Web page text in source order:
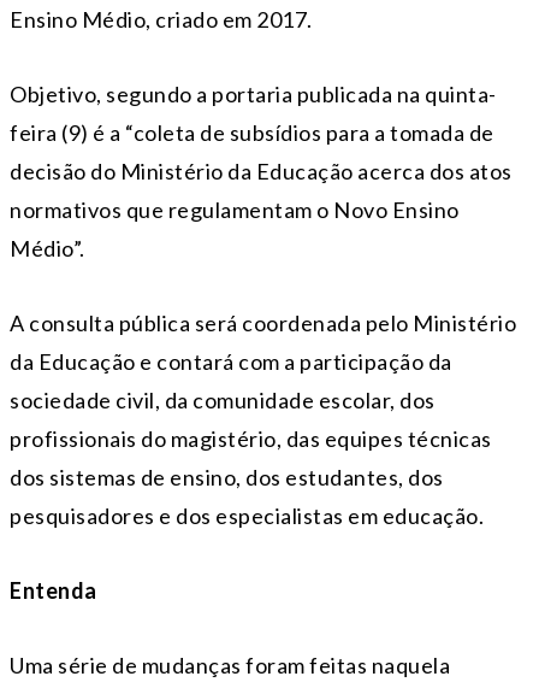
Ensino Médio, criado em 2017.
Objetivo, segundo a portaria publicada na quinta-
feira (9) é a “coleta de subsídios para a tomada de
decisão do Ministério da Educação acerca dos atos
normativos que regulamentam o Novo Ensino
Médio”.
A consulta pública será coordenada pelo Ministério
da Educação e contará com a participação da
sociedade civil, da comunidade escolar, dos
profissionais do magistério, das equipes técnicas
dos sistemas de ensino, dos estudantes, dos
pesquisadores e dos especialistas em educação.
Entenda
Uma série de mudanças foram feitas naquela